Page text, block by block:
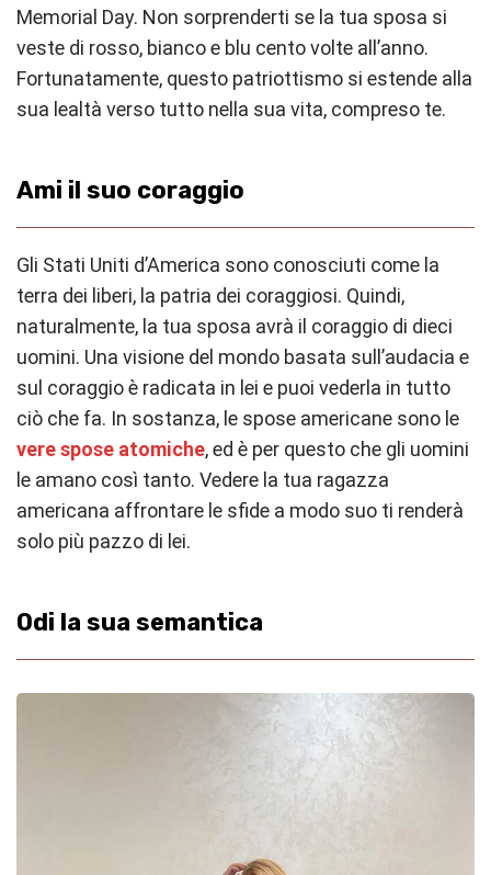
Memorial Day. Non sorprenderti se la tua sposa si
veste di rosso, bianco e blu cento volte all’anno.
Fortunatamente, questo patriottismo si estende alla
sua lealtà verso tutto nella sua vita, compreso te.
Ami il suo coraggio
Gli Stati Uniti d’America sono conosciuti come la
terra dei liberi, la patria dei coraggiosi. Quindi,
naturalmente, la tua sposa avrà il coraggio di dieci
uomini. Una visione del mondo basata sull’audacia e
sul coraggio è radicata in lei e puoi vederla in tutto
ciò che fa. In sostanza, le spose americane sono le
vere spose atomiche, ed è per questo che gli uomini
le amano così tanto. Vedere la tua ragazza
americana affrontare le sfide a modo suo ti renderà
solo più pazzo di lei.
Odi la sua semantica